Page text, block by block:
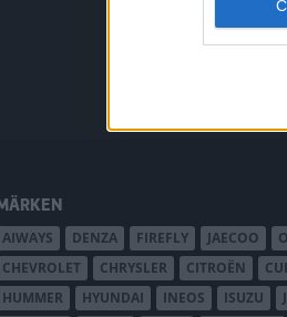
bZ4X
AIWAYS DENZA FIREFLY JAECOO
CHEVROLET
CHRYSLER CITROËN
HUMMER
HYUNDAI INEOS ISUZU